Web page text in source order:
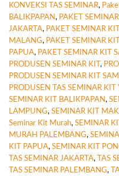
KONVEKSI TAS SEMINAR,
BALIKPAPAN, PAKET
JAKARTA, PAKET SEMINAR
MALANG, PAKET SEMINAR
PAPUA, PAKET SEMINAR KIT
PRODUSEN SEMINAR KIT ,
PRODUSEN SEMINAR KIT
PRODUSEN TAS SEMINAR KIT
SEMINAR KIT BALIKPAPAN,
LAMPUNG, SEMINAR KIT
Seminar Kit Murah, SEMINAR
MURAH PALEMBANG,
KIT PAPUA, SEMINAR KIT
TAS SEMINAR JAKARTA, TAS
TAS SEMINAR PALEMBANG,